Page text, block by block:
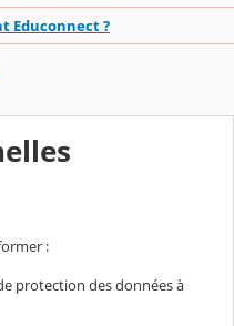
Educonnect ?
:
protection des données à